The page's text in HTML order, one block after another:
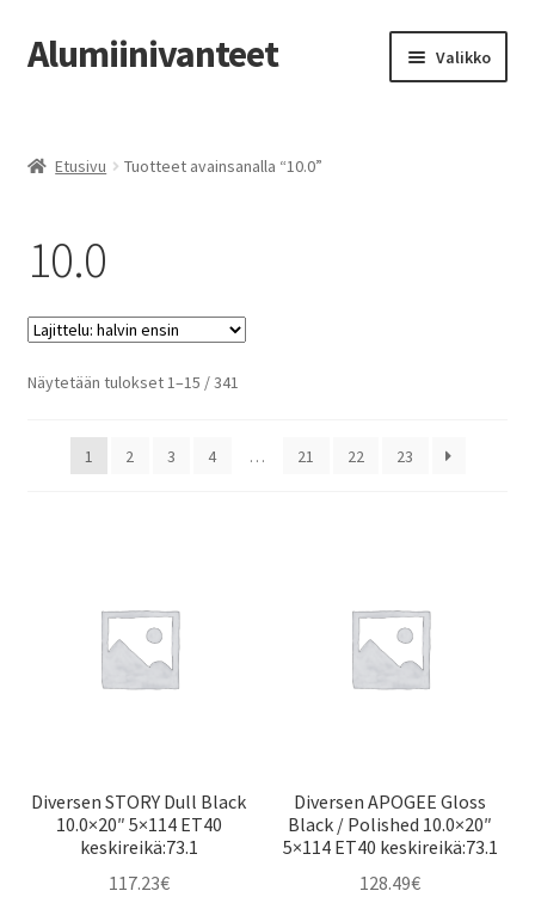
Siirry
navigointiin
Siirry
sisältöön
Alumiinivanteet Valikko
Kauppa
Oma tili
Etusivu Tuotteet avainsanalla “10.0”
10.0
Näytetään tulokset 1–15 / 341
1 2 3 4 … 21 22 23
Diversen STORY Dull Black
10.0×20″ 5×114 ET40
keskireikä:73.1
117.23€
Diversen APOGEE Gloss
Black / Polished 10.0×20″
5×114 ET40 keskireikä:73.1
128.49€